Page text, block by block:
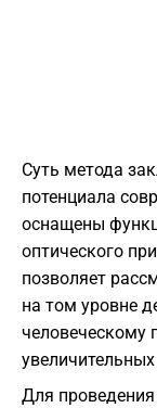
Суть метода
потенциала
оснащены
оптического
позволяет
на том уровне
человеческому
Для